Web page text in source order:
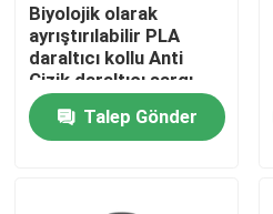
Biyolojik olarak
ayrıştırılabilir PLA
daraltıcı kollu Anti
Çizik daraltıcı sargı
şişe etiketleri
Talep Gönder